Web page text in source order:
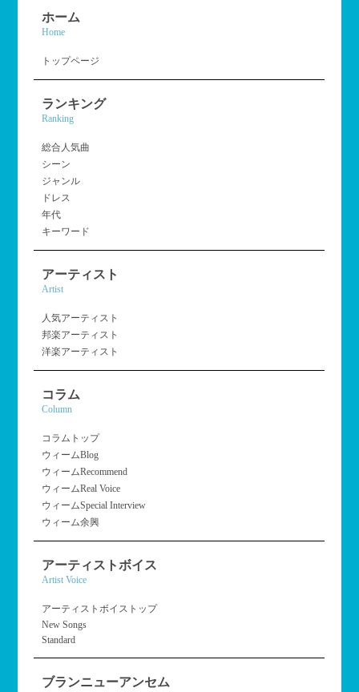
ホーム
Home
トップページ
ランキング
Ranking
総合人気曲
シーン
ジャンル
ドレス
年代
キーワード
アーティスト
Artist
人気アーティスト
邦楽アーティスト
洋楽アーティスト
コラム
Column
コラムトップ
ウィームBlog
ウィームRecommend
ウィームReal Voice
ウィームSpecial Interview
ウィーム余興
アーティストボイス
Artist Voice
アーティストボイストップ
New Songs
Standard
ブランニューアンセム